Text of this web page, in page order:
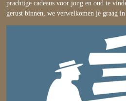
prachtige cadeaus voor jong en oud te
gerust binnen, we verwelkomen je graag